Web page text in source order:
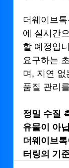
더웨이브
에 실시간
할 예정입
요구하는
며, 지연 없
품질 관리
정밀 수질
유물이 아
더웨이브
터링의 기